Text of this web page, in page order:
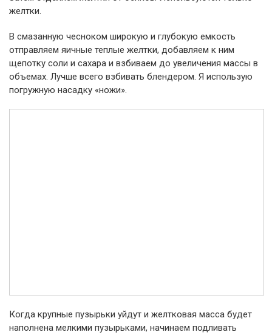
желтки.
В смазанную чесноком широкую и глубокую емкость
отправляем яичные теплые желтки, добавляем к ним
щепотку соли и сахара и взбиваем до увеличения массы в
объемах. Лучше всего взбивать блендером. Я использую
погружную насадку «ножи».
Когда крупные пузырьки уйдут и желтковая масса будет
наполнена мелкими пузырьками, начинаем подливать